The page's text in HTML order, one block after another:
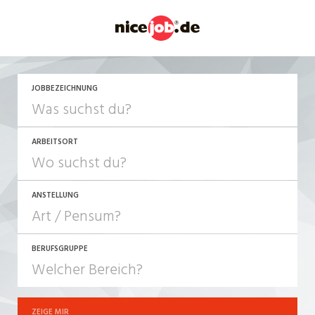
JOBBEZEICHNUNG
ARBEITSORT
ANSTELLUNG
JOB-TYP
Festanstellung
BERUFSGRUPPE
ZEIGE MIR